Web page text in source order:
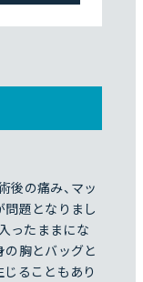
後の痛み、マッ
問題となりまし
ったままにな
の胸とバッグと
ることもあり